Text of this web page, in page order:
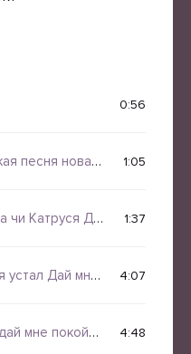
0:56
новая бомбовая 2026 1:05
Дай мені вогню 1:37
Дай мне передышку 4:07
покой Я слишком устал 4:48